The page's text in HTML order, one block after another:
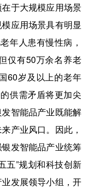
于大规模应用场景
应用场景具有明显
年人患有慢性病，
仅有50万余名养老
60岁及以上的老年
供需矛盾将更加尖
智能品产业既能解
产业风口。因此，
发智能品产业统筹
五”规划和科技创新
发展领导小组，开